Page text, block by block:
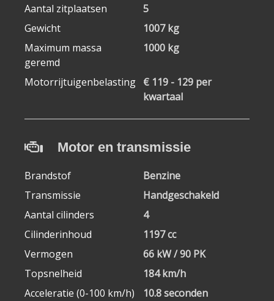
Aantal zitplaatsen
5
Gewicht
1007 kg
Maximum massa
geremd
1000 kg
Motorrijtuigenbelasting € 119 - 129 per
kwartaal
Motor en transmissie
Brandstof
Benzine
Transmissie
Handgeschakeld
Aantal cilinders
4
Cilinderinhoud
1197 cc
Vermogen
66 kW / 90 PK
Topsnelheid
184 km/h
Acceleratie (0-100 km/h)
10.8 seconden